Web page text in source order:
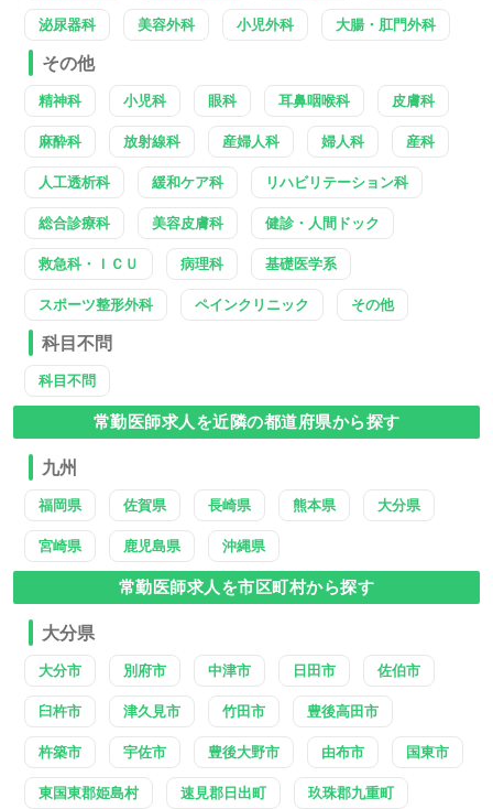
泌尿器科 美容外科 小児外科 大腸・肛門外科
その他
精神科 小児科 眼科 耳鼻咽喉科 皮膚科
麻酔科 放射線科 産婦人科 婦人科 産科
人工透析科 緩和ケア科 リハビリテーション科
総合診療科 美容皮膚科 健診・人間ドック
救急科・ＩＣＵ 病理科 基礎医学系
スポーツ整形外科 ペインクリニック その他
科目不問
科目不問
常勤医師求人を近隣の都道府県から探す
九州
福岡県 佐賀県 長崎県 熊本県 大分県
宮崎県 鹿児島県 沖縄県
常勤医師求人を市区町村から探す
大分県
大分市 別府市 中津市 日田市 佐伯市
臼杵市 津久見市 竹田市 豊後高田市
杵築市 宇佐市 豊後大野市 由布市 国東市
東国東郡姫島村 速見郡日出町 玖珠郡九重町